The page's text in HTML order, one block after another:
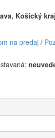
Košický
na predaj /